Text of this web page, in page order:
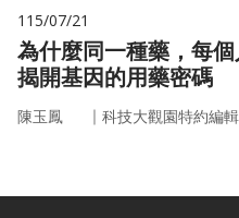
115/07/21
為什麼同一種藥，每
揭開基因的用藥密碼
陳玉鳳 ｜ 科技大觀園特約編輯